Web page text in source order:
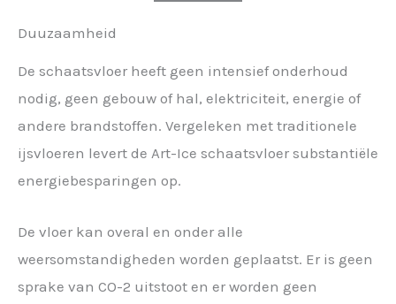
Duuzaamheid
De schaatsvloer heeft geen intensief onderhoud
nodig, geen gebouw of hal, elektriciteit, energie of
andere brandstoffen. Vergeleken met traditionele
ijsvloeren levert de Art-Ice schaatsvloer substantiële
energiebesparingen op.
De vloer kan overal en onder alle
weersomstandigheden worden geplaatst. Er is geen
sprake van CO-2 uitstoot en er worden geen